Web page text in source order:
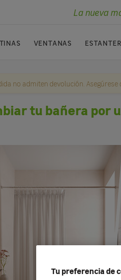
La nueva
VENTANAS
no admiten devolución.
tu bañera por
Tu preferencia de